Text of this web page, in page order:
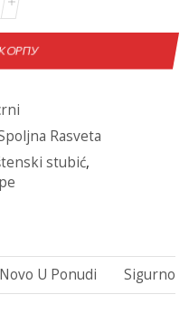
Rasveta
stubić,
Novo U Ponudi Sigurno